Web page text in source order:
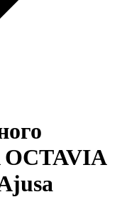
OCTAVIA